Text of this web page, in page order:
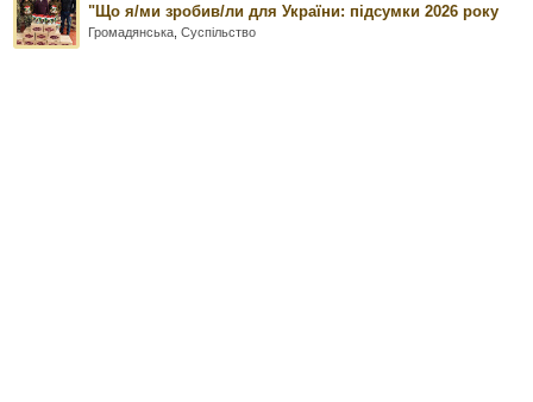
"Що я/ми зробив/ли для України: підсумки 2026 року
Громадянська ,Суспільство